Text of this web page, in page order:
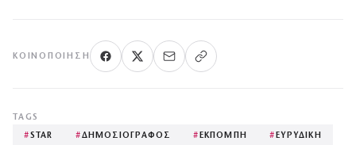
ΚΟΙΝΟΠΟΊΗΣΗ
TAGS
#STAR #ΔΗΜΟΣΙΟΓΡΑΦΟΣ # ΕΚΠΟΜΠΗ # ΕΥΡΥΔΙΚΗ